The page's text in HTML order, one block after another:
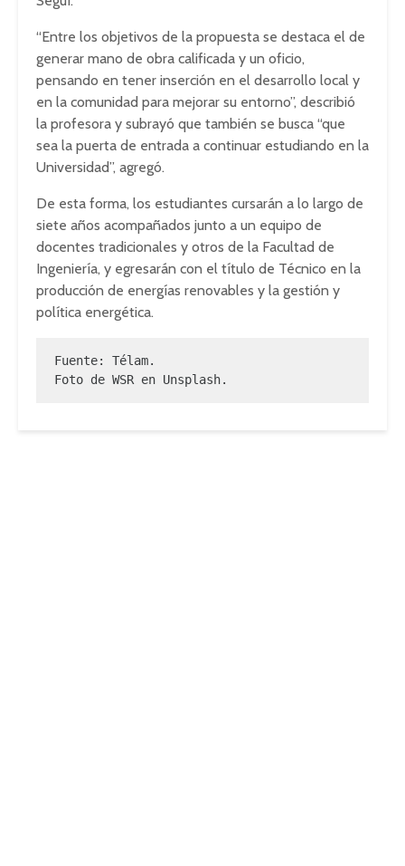
“Entre los objetivos de la propuesta se destaca el de
generar mano de obra calificada y un oficio,
pensando en tener inserción en el desarrollo local y
en la comunidad para mejorar su entorno”, describió
la profesora y subrayó que también se busca “que
sea la puerta de entrada a continuar estudiando en la
Universidad”, agregó.
De esta forma, los estudiantes cursarán a lo largo de
siete años acompañados junto a un equipo de
docentes tradicionales y otros de la Facultad de
Ingeniería, y egresarán con el título de Técnico en la
producción de energías renovables y la gestión y
política energética.
Fuente: Télam.
Foto de WSR en Unsplash.